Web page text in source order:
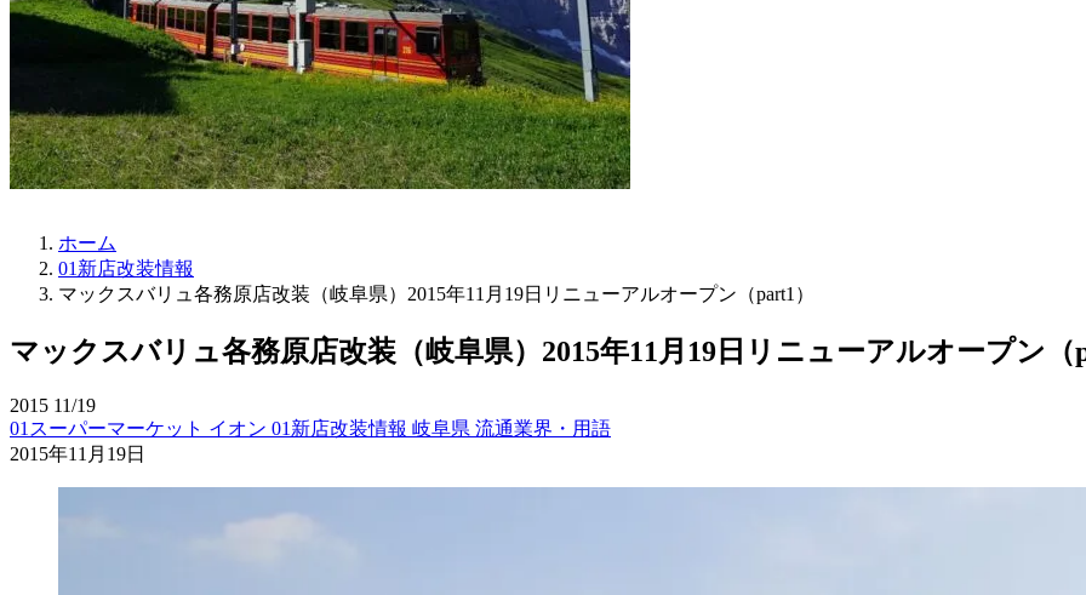
ホーム
01新店改装情報
マックスバリュ各務原店改装（岐阜県）2015年11月19日リニューアルオープン（part1）
マックスバリュ各務原店改装（岐阜県）2015年11月19日リニューアルオープン（
2015 11/19
01スーパーマーケット イオン 01新店改装情報 岐阜県 流通業界・用語
2015年11月19日